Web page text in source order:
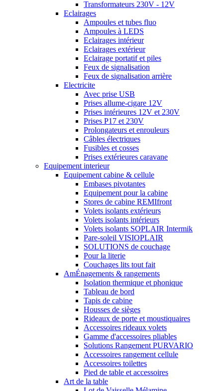
Transformateurs 230V - 12V
Eclairages
Ampoules et tubes fluo
Ampoules à LEDS
Eclairages intérieur
Eclairages extérieur
Eclairage portatif et piles
Feux de signalisation
Feux de signalisation arrière
Electricite
Avec prise USB
Prises allume-cigare 12V
Prises intérieures 12V et 230V
Prises P17 et 230V
Prolongateurs et enrouleurs
Câbles électriques
Fusibles et cosses
Prises extérieures caravane
Equipement interieur
Equipement cabine & cellule
Embases pivotantes
Equipement pour la cabine
Stores de cabine REMIfront
Volets isolants extérieurs
Volets isolants intérieurs
Volets isolants SOPLAIR Intermik
Pare-soleil VISIOPLAIR
SOLUTIONS de couchage
Pour la literie
Couchages lits tout fait
AmÉnagements & rangements
Isolation thermique et phonique
Tableau de bord
Tapis de cabine
Housses de sièges
Rideaux de porte et moustiquaires
Accessoires rideaux volets
Gamme d'accessoires pliables
Solutions Rangement PURVARIO
Accessoires rangement cellule
Accessoires toilettes
Pied de table et accessoires
Art de la table